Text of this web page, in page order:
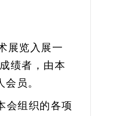
展览入展一
绩者，由本
员。
会组织的各项